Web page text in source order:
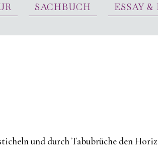
SACHBUCH ESSAY
und durch Tabubrüche den